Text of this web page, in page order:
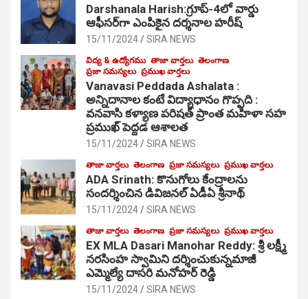
Darshanala Harish:గ్రూప్-4లో వార్డు
ఆఫీసర్‌గా ఎంపికైన దర్శనాల హరీష్
15/11/2024 SIRA NEWS
విద్య & ఉద్యోగము తాజా వార్తలు తెలంగాణ
ప్రజా సమస్యలు ప్రముఖ వార్తలు
Vanavasi Peddada Ashalata :
అన్నిదానాల కంటే విద్యాధానం గొప్పది :
వనవాసి కళ్యాణ పరిషత్ ప్రాంత మహిళా సహ
ప్రముఖ్ పెద్దడ ఆశాలత
15/11/2024 SIRA NEWS
తాజా వార్తలు తెలంగాణ ప్రజా సమస్యలు ప్రముఖ వార్తలు
ADA Srinath: కొనుగోలు కేంద్రాల‌ను
సంద‌ర్శించిన డివిజనల్ ఏడీఏ శ్రీనాథ్
15/11/2024 SIRA NEWS
తాజా వార్తలు తెలంగాణ ప్రజా సమస్యలు ప్రముఖ వార్తలు
EX MLA Dasari Manohar Reddy: శ్రీ లక్ష్మీ
నరసింహ స్వామిని దర్శించుకున్నమాజీ
ఎమ్మెల్యే దాసరి మనోహర్ రెడ్డి
15/11/2024 SIRA NEWS